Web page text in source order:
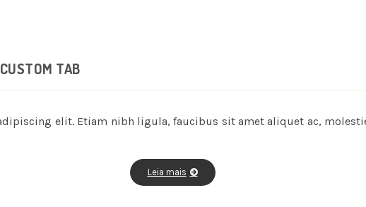
CUSTOM TAB
elit. Etiam nibh ligula, faucibus sit amet aliquet ac,
Leia mais